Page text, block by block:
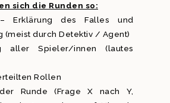
sich die Runden so:
Erklärung des Falles und
(meist durch Detektiv / Agent)
aller Spieler/innen (lautes
Rollen
Runde (Frage X nach Y,